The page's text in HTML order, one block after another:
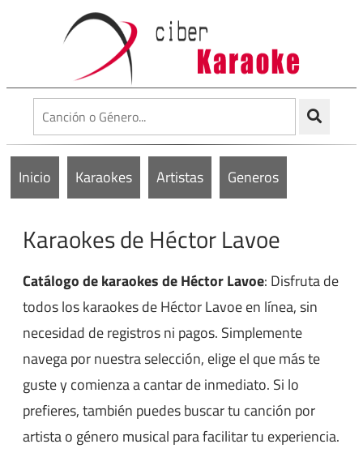
Inicio Karaokes Artistas Generos
Karaokes de Héctor Lavoe
Catálogo de karaokes de Héctor Lavoe: Disfruta de
todos los karaokes de Héctor Lavoe en línea, sin
necesidad de registros ni pagos. Simplemente
navega por nuestra selección, elige el que más te
guste y comienza a cantar de inmediato. Si lo
prefieres, también puedes buscar tu canción por
artista o género musical para facilitar tu experiencia.